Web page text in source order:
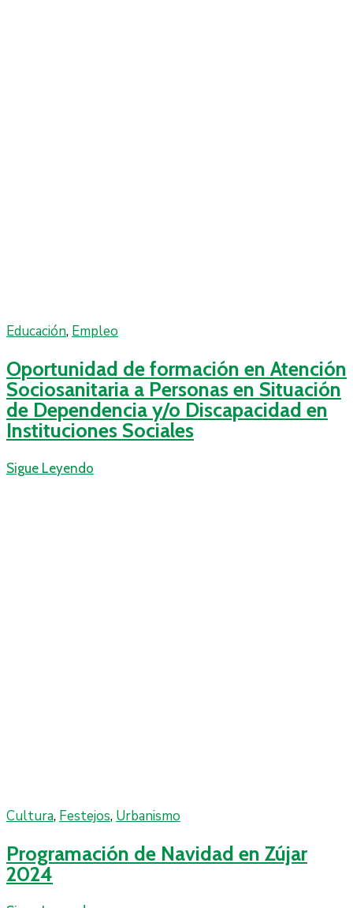
Educación‚ Empleo
Oportunidad de formación en Atención
Sociosanitaria a Personas en Situación
de Dependencia y/o Discapacidad en
Instituciones Sociales
Sigue Leyendo
Cultura‚ Festejos‚ Urbanismo
Programación de Navidad en Zújar
2024